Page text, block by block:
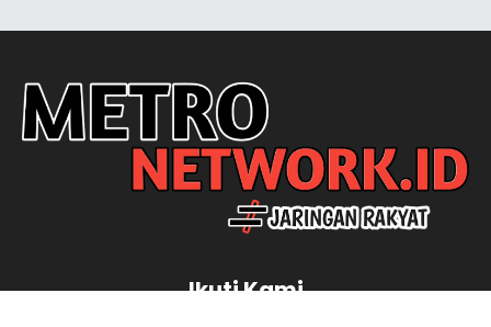
Ikuti Kami